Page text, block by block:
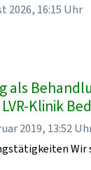
2026, 16:15 Uhr
als
Klinik
2019, 13:52